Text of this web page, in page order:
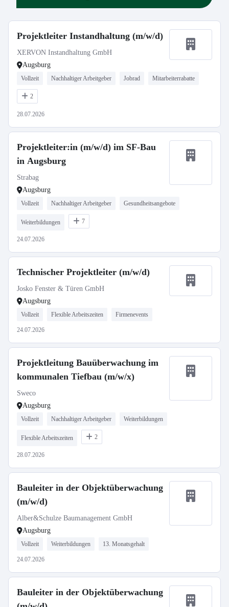
Projektleiter Instandhaltung (m/w/d)
XERVON Instandhaltung GmbH
Augsburg
Vollzeit Nachhaltiger Arbeitgeber Jobrad Mitarbeiterrabatte
2
28.07.2026
Projektleiter:in (m/w/d) im SF-Bau
in Augsburg
Strabag
Augsburg
Vollzeit Nachhaltiger Arbeitgeber Gesundheitsangebote
Weiterbildungen 7
24.07.2026
Technischer Projektleiter (m/w/d)
Josko Fenster & Türen GmbH
Augsburg
Vollzeit Flexible Arbeitszeiten Firmenevents
24.07.2026
Projektleitung Bauüberwachung im
kommunalen Tiefbau (m/w/x)
Sweco
Augsburg
Vollzeit Nachhaltiger Arbeitgeber Weiterbildungen
Flexible Arbeitszeiten 2
28.07.2026
Bauleiter in der Objektüberwachung
(m/w/d)
Alber&Schulze Baumanagement GmbH
Augsburg
Vollzeit Weiterbildungen 13. Monatsgehalt
24.07.2026
Bauleiter in der Objektüberwachung